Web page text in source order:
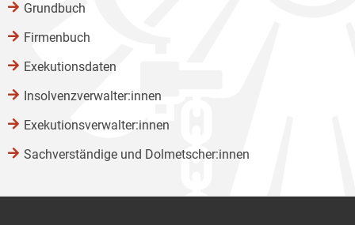
Grundbuch
Firmenbuch
Exekutionsdaten
Insolvenzverwalter:innen
Exekutionsverwalter:innen
Sachverständige und Dolmetscher:innen